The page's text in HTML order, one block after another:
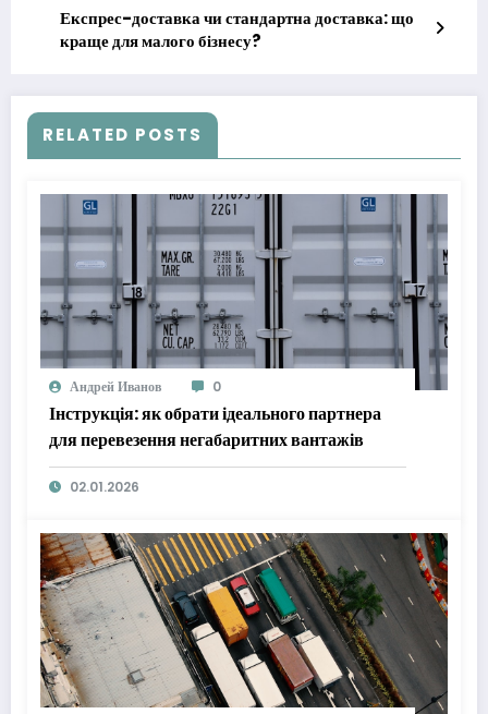
Експрес-доставка чи стандартна доставка: що
краще для малого бізнесу?
RELATED POSTS
Андрей Иванов 0
Інструкція: як обрати ідеального партнера
для перевезення негабаритних вантажів
02.01.2026